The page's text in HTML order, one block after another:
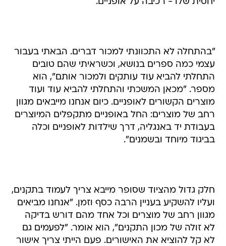
"בהתחלה לא התכוונתי למכור דברים. הבאתי בעבור
עצמי כמה ספרים בנושא, וכשראיתי שהם טובים
התחלתי להביא עוד עותקים ולמכור אותם", הוא
מספר. "מכאן המשכתי והתחלתי להביא עוד ועוד
מוצרים הקשורים לאופניים. כיום אנחנו מייבאים מגוון
רחב של מוצרים: החל באופניים מתקפלים המיוצרים
בעבודת יד באנגליה, דרך שילדות לאופניים וכלה
בביגוד מיוחד ובשמנים".
חלק גדול מהציוד שסופר מייבא צריך לעמוד בתקנים,
ועליו להשקיע בעניין הרבה כסף וזמן. "אנחנו מביאים
מגוון רחב של מוצרים וכל אחד מהם דורש בדיקה
לא זולה של מכון התקנים", הוא אומר. "לפעמים גם
לא קל להוציא את האישורים. פעם הייתי צריך אישור